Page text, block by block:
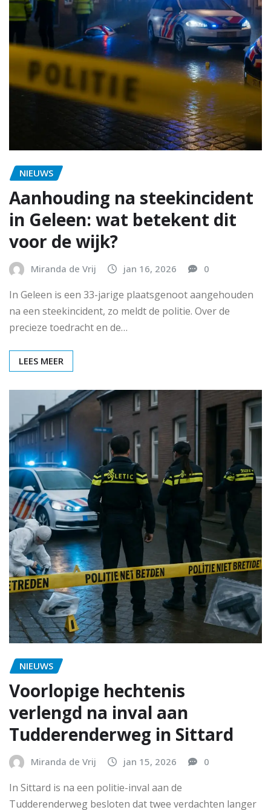
NIEUWS
Aanhouding na steekincident
in Geleen: wat betekent dit
voor de wijk?
Miranda de Vrij jan 16, 2026 0
In Geleen is een 33-jarige plaatsgenoot aangehouden
na een steekincident, zo meldt de politie. Over de
precieze toedracht en de…
LEES MEER
NIEUWS
Voorlopige hechtenis
verlengd na inval aan
Tudderenderweg in Sittard
Miranda de Vrij jan 15, 2026 0
In Sittard is na een politie-inval aan de
Tudderenderweg besloten dat twee verdachten langer